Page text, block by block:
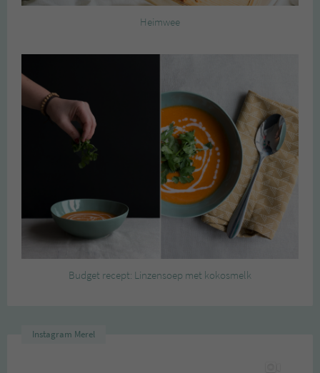
Heimwee
Budget recept: Linzensoep met kokosmelk
Instagram Merel